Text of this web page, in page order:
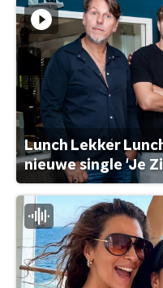
Lunch Lekker
nieuwe single 'Je